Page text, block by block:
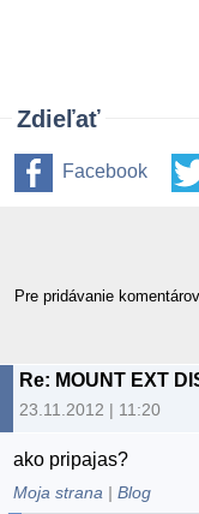
Zdieľať
Facebook
Pre pridávanie
Re: MOUNT EXT
23.11.2012 | 11:20
ako pripajas?
Moja strana |Blog